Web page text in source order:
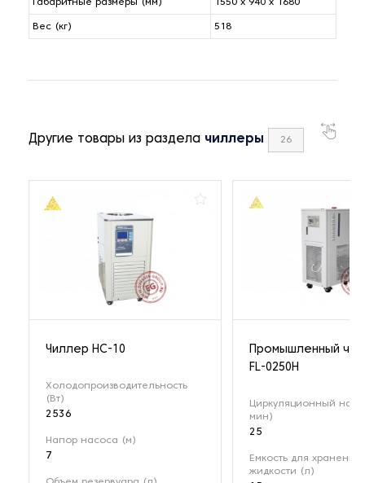
Габаритные размеры (мм) 1550 x 940 x 1680
Вес (кг) 518
Другие товары из раздела чиллеры 26
Чиллер HC-10
Холодопроизводительность
(Вт)
2536
Напор насоса (м)
7
Промышленный
FL-0250H
Циркуляционный
мин)
25
Емкость для хранения
жидкости (л)